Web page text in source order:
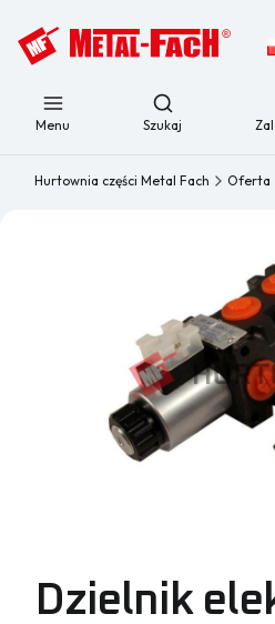
Menu
Otwórz
Szukaj
Hurtownia części Metal Fach Oferta
Dzielnik